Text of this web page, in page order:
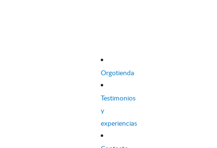
Orgotienda
Testimonios
y
experiencias